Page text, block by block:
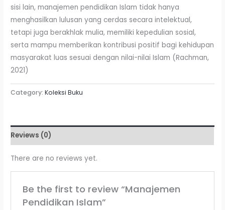
sisi lain, manajemen pendidikan Islam tidak hanya
menghasilkan lulusan yang cerdas secara intelektual,
tetapi juga berakhlak mulia, memiliki kepedulian sosial,
serta mampu memberikan kontribusi positif bagi kehidupan
masyarakat luas sesuai dengan nilai-nilai Islam (Rachman,
2021)
Category:Koleksi Buku
Reviews (0)
There are no reviews yet.
Be the first to review “Manajemen
Pendidikan Islam”